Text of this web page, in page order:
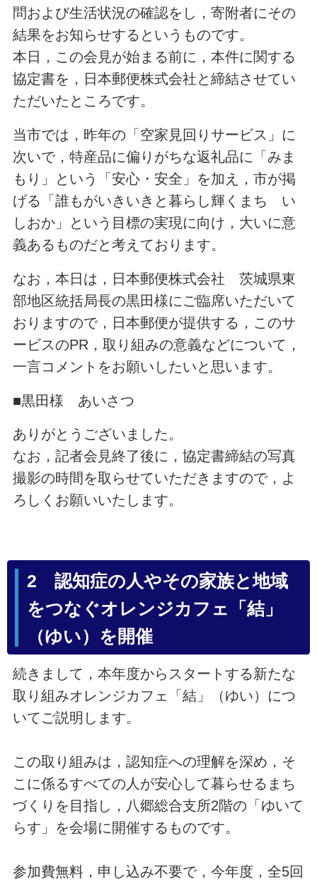
問および生活状況の確認をし，寄附者にその
結果をお知らせするというものです。
本日，この会見が始まる前に，本件に関する
協定書を，日本郵便株式会社と締結させてい
ただいたところです。
当市では，昨年の「空家見回りサービス」に
次いで，特産品に偏りがちな返礼品に「みま
もり」という「安心・安全」を加え，市が掲
げる「誰もがいきいきと暮らし輝くまち い
しおか」という目標の実現に向け，大いに意
義あるものだと考えております。
なお，本日は，日本郵便株式会社 茨城県東
部地区統括局長の黒田様にご臨席いただいて
おりますので，日本郵便が提供する，このサ
ービスのPR，取り組みの意義などについて，
一言コメントをお願いしたいと思います。
■黒田様 あいさつ
ありがとうございました。
なお，記者会見終了後に，協定書締結の写真
撮影の時間を取らせていただきますので，よ
ろしくお願いいたします。
2 認知症の人やその家族と地域
をつなぐオレンジカフェ「結」
（ゆい）を開催
続きまして，本年度からスタートする新たな
取り組みオレンジカフェ「結」（ゆい）につ
いてご説明します。
この取り組みは，認知症への理解を深め，そ
こに係るすべての人が安心して暮らせるまち
づくりを目指し，八郷総合支所2階の「ゆいて
らす」を会場に開催するものです。
参加費無料，申し込み不要で，今年度，全5回